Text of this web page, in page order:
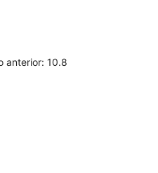
anterior: 10.8